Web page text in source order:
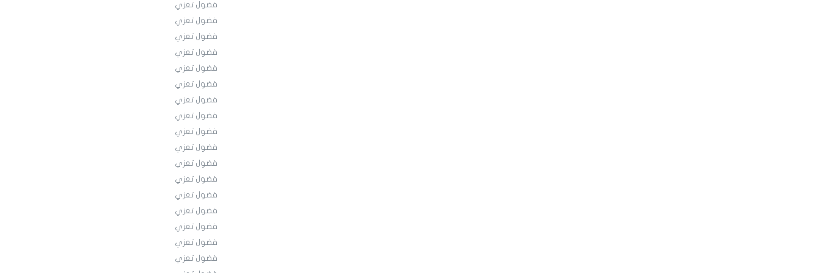
فضول تعزي
فضول تعزي
فضول تعزي
فضول تعزي
فضول تعزي
فضول تعزي
فضول تعزي
فضول تعزي
فضول تعزي
فضول تعزي
فضول تعزي
فضول تعزي
فضول تعزي
فضول تعزي
فضول تعزي
فضول تعزي
فضول تعزي